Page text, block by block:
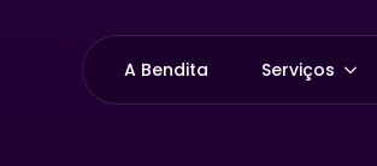
A Bendita Serviços